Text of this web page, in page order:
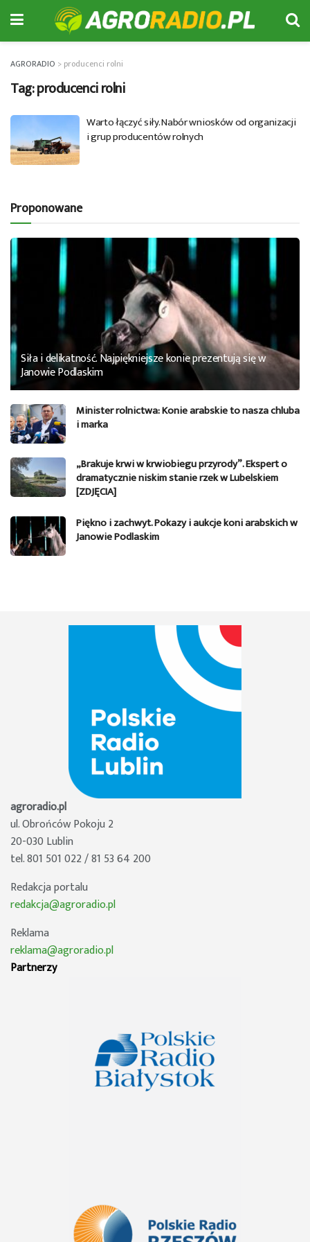
AGRORADIO > producenci rolni
Tag:producenci rolni
Warto łączyć siły. Nabór wniosków od organizacji
i grup producentów rolnych
Proponowane
Siła i delikatność. Najpiękniejsze konie prezentują się w
Janowie Podlaskim
Minister rolnictwa: Konie arabskie to nasza chluba
i marka
„Brakuje krwi w krwiobiegu przyrody”. Ekspert o
dramatycznie niskim stanie rzek w Lubelskiem
[ZDJĘCIA]
Piękno i zachwyt. Pokazy i aukcje koni arabskich w
Janowie Podlaskim
agroradio.pl
ul. Obrońców Pokoju 2
20-030 Lublin
tel. 801 501 022 / 81 53 64 200
Redakcja portalu
redakcja@agroradio.pl
Reklama
reklama@agroradio.pl
Partnerzy